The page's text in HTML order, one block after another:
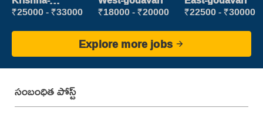
vijayawada
₹25000 - ₹33000 ₹18000 - ₹20000 ₹22500 - ₹30000
Explore more jobs
సంబంధిత పోస్ట్